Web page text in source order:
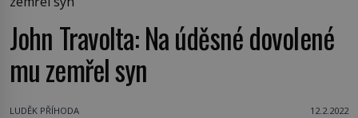
John Travolta: Na úděsné dovolené
mu zemřel syn
LUDĚK PŘÍHODA 12.2.2022